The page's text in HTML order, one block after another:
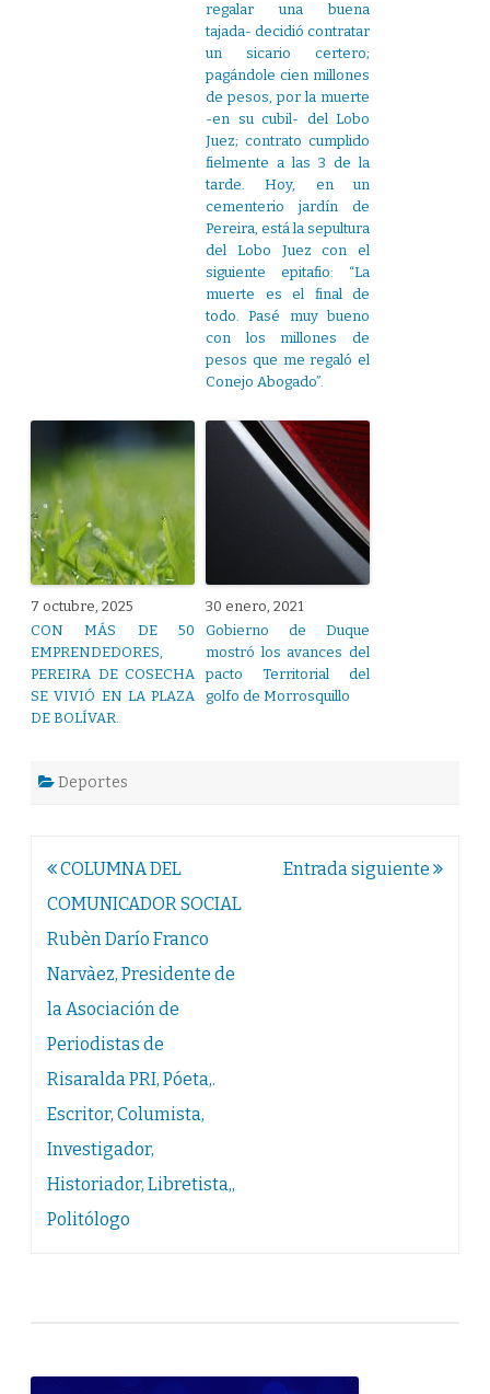
regalar una buena
tajada- decidió contratar
un sicario certero;
pagándole cien millones
de pesos, por la muerte
-en su cubil- del Lobo
Juez; contrato cumplido
fielmente a las 3 de la
tarde. Hoy, en un
cementerio jardín de
Pereira, está la sepultura
del Lobo Juez con el
siguiente epitafio: “La
muerte es el final de
todo. Pasé muy bueno
con los millones de
pesos que me regaló el
Conejo Abogado”.
7 octubre, 2025
CON MÁS DE 50
EMPRENDEDORES,
PEREIRA DE COSECHA
SE VIVIÓ EN LA PLAZA
DE BOLÍVAR.
30 enero, 2021
Gobierno de Duque
mostró los avances del
pacto Territorial del
golfo de Morrosquillo
Deportes
Navegación
de
entradas
COLUMNA DEL
COMUNICADOR SOCIAL
Rubèn Darío Franco
Narvàez, Presidente de
la Asociación de
Periodistas de
Risaralda PRI, Póeta,.
Escritor, Columista,
Investigador,
Historiador, Libretista,,
Politólogo
Entrada siguiente